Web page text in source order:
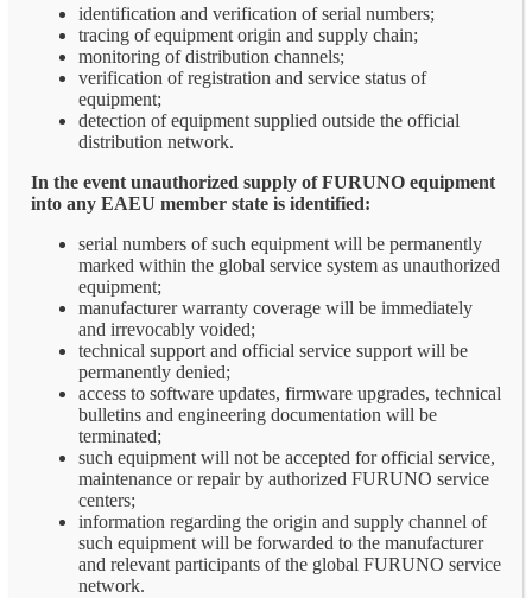
identification and verification of serial numbers;
tracing of equipment origin and supply chain;
monitoring of distribution channels;
verification of registration and service status of
equipment;
detection of equipment supplied outside the official
distribution network.
In the event unauthorized supply of FURUNO equipment
into any EAEU member state is identified:
serial numbers of such equipment will be permanently
marked within the global service system as unauthorized
equipment;
manufacturer warranty coverage will be immediately
and irrevocably voided;
technical support and official service support will be
permanently denied;
access to software updates, firmware upgrades, technical
bulletins and engineering documentation will be
terminated;
such equipment will not be accepted for official service,
maintenance or repair by authorized FURUNO service
centers;
information regarding the origin and supply channel of
such equipment will be forwarded to the manufacturer
and relevant participants of the global FURUNO service
network.